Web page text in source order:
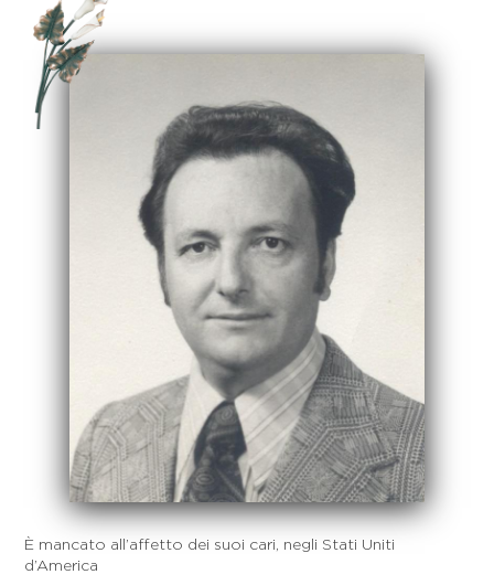
È mancato all’affetto dei suoi cari, negli Stati Uniti
d’America